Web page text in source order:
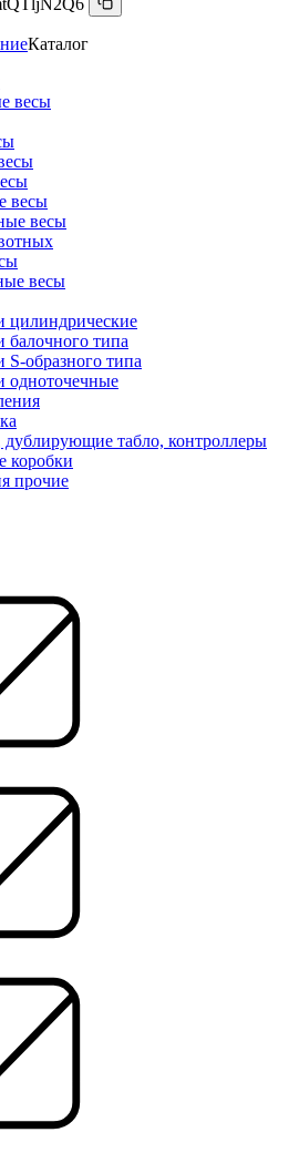
Каталог
весы
весы
весы
весы
цилиндрические
балочного типа
S-образного типа
одноточечные
табло, контроллеры
коробки
прочие